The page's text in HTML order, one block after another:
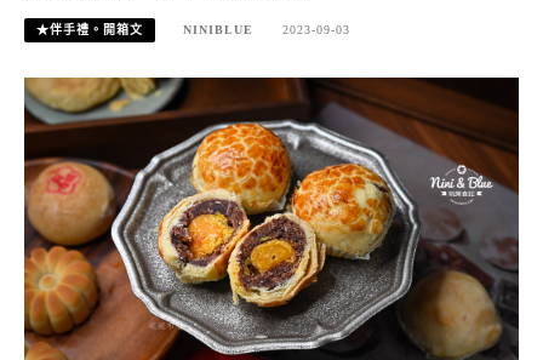
★伴手禮。開箱文 NINIBLUE 2023-09-03